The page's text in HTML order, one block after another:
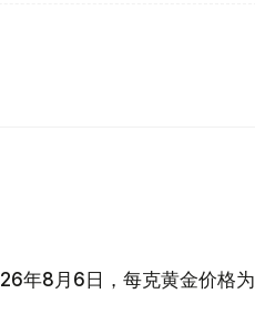
年8月6日，每克黄金价格为